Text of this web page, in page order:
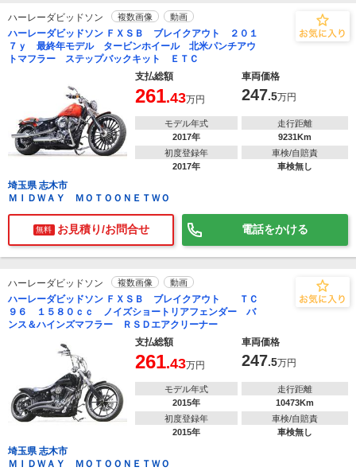
ハーレーダビッドソン 複数画像 動画
ハーレーダビッドソン ＦＸＳＢ ブレイクアウト ２０１
７ｙ 最終年モデル タービンホイール 北米パンチアウ
トマフラー ステップバックキット ＥＴＣ
支払総額
車両価格
261.43万円 247.5万円
モデル年式
2017年
走行距離
9231Km
初度登録年
2017年
車検/自賠責
車検無し
埼玉県 志木市
ＭＩＤＷＡＹ ＭＯＴＯＯＮＥＴＷＯ
無料 お見積り/お問合せ 電話をかける
ハーレーダビッドソン 複数画像 動画
ハーレーダビッドソン ＦＸＳＢ ブレイクアウト ＴＣ
９６ １５８０ｃｃ ノイズショートリアフェンダー バ
ンス＆ハインズマフラー ＲＳＤエアクリーナー
支払総額
車両価格
261.43万円 247.5万円
モデル年式
2015年
走行距離
10473Km
初度登録年
2015年
車検/自賠責
車検無し
埼玉県 志木市
ＭＩＤＷＡＹ ＭＯＴＯＯＮＥＴＷＯ